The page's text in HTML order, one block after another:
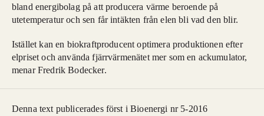
bland energibolag på att producera värme beroende på
utetemperatur och sen får intäkten från elen bli vad den blir.
Istället kan en biokraftproducent optimera produktionen efter
elpriset och använda fjärrvärmenätet mer som en ackumulator,
menar Fredrik Bodecker.
Denna text publicerades först i Bioenergi nr 5-2016